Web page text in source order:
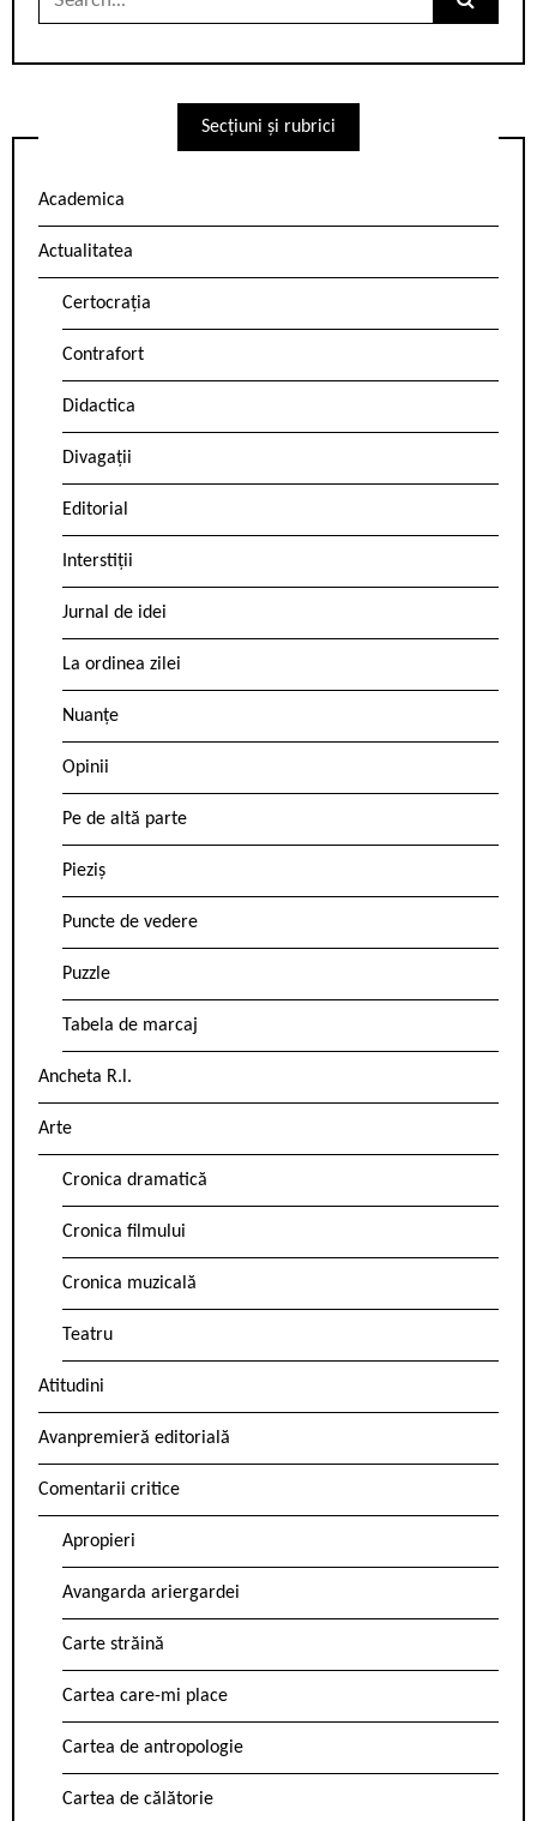
Secțiuni și rubrici
Academica
Actualitatea
Certocrația
Contrafort
Didactica
Divagații
Editorial
Interstiții
Jurnal de idei
La ordinea zilei
Nuanțe
Opinii
Pe de altă parte
Pieziș
Puncte de vedere
Puzzle
Tabela de marcaj
Ancheta R.l.
Arte
Cronica dramatică
Cronica filmului
Cronica muzicală
Teatru
Atitudini
Avanpremieră editorială
Comentarii critice
Apropieri
Avangarda ariergardei
Carte străină
Cartea care-mi place
Cartea de antropologie
Cartea de călătorie